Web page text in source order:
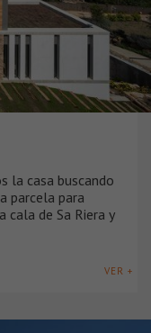
la casa buscando
parcela para
de Sa Riera y
VER +